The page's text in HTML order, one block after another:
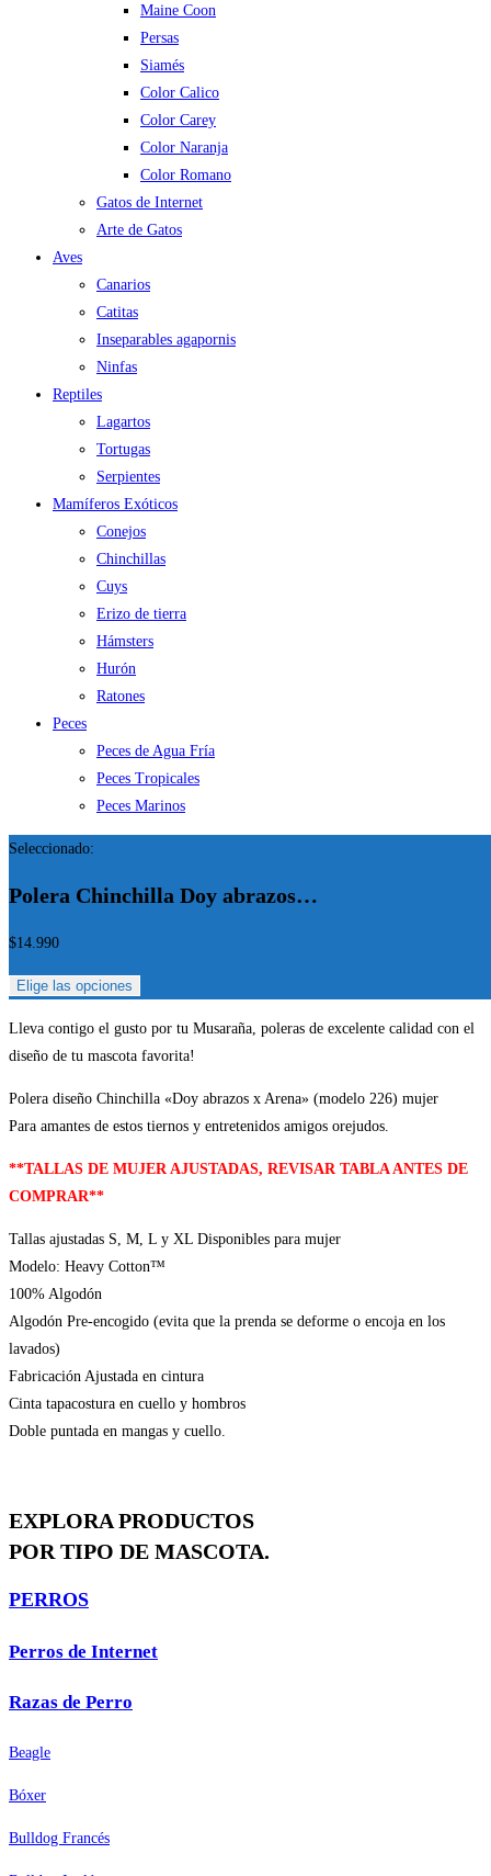
Maine Coon
Persas
Siamés
Color Calico
Color Carey
Color Naranja
Color Romano
Gatos de Internet
Arte de Gatos
Aves
Canarios
Catitas
Inseparables agapornis
Ninfas
Reptiles
Lagartos
Tortugas
Serpientes
Mamíferos Exóticos
Conejos
Chinchillas
Cuys
Erizo de tierra
Hámsters
Hurón
Ratones
Peces
Peces de Agua Fría
Peces Tropicales
Peces Marinos
Seleccionado:
Polera Chinchilla Doy abrazos…
$14.990
Elige las opciones
Lleva contigo el gusto por tu Musaraña, poleras de excelente calidad con el
diseño de tu mascota favorita!
Polera diseño Chinchilla «Doy abrazos x Arena» (modelo 226) mujer
Para amantes de estos tiernos y entretenidos amigos orejudos.
**TALLAS DE MUJER AJUSTADAS, REVISAR TABLA ANTES DE
COMPRAR**
Tallas ajustadas S, M, L y XL Disponibles para mujer
Modelo: Heavy Cotton™
100% Algodón
Algodón Pre-encogido (evita que la prenda se deforme o encoja en los
lavados)
Fabricación Ajustada en cintura
Cinta tapacostura en cuello y hombros
Doble puntada en mangas y cuello.
EXPLORA PRODUCTOS
POR TIPO DE MASCOTA.
PERROS
Perros de Internet
Razas de Perro
Beagle
Bóxer
Bulldog Francés